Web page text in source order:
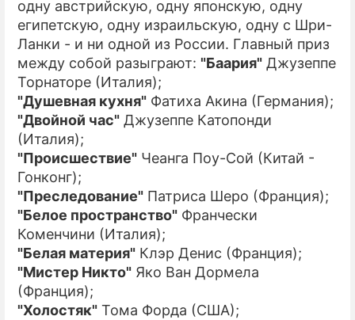
одну австрийскую, одну японскую, одну
египетскую, одну израильскую, одну с Шри-
Ланки - и ни одной из России. Главный приз
между собой разыграют: "Баария" Джузеппе
Торнаторе (Италия);
"Душевная кухня" Фатиха Акина (Германия);
"Двойной час" Джузеппе Катопонди
(Италия);
"Происшествие" Чеанга Поу-Сой (Китай -
Гонконг);
"Преследование" Патриса Шеро (Франция);
"Белое пространство" Франчески
Коменчини (Италия);
"Белая материя" Клэр Денис (Франция);
"Мистер Никто" Яко Ван Дормела
(Франция);
"Холостяк" Тома Форда (США);